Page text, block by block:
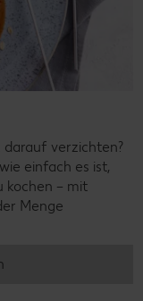
darauf verzichten?
einfach es ist,
kochen – mit
Menge